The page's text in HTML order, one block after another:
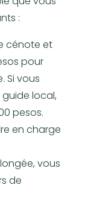
:
cénote et
pour
Si vous
guide local,
pesos.
en charge
vous
de